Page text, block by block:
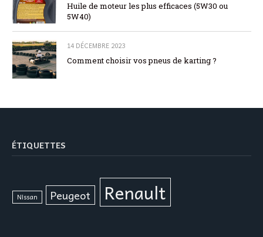
Huile de moteur les plus efficaces (5W30 ou
5W40)
14 DÉCEMBRE 2023
Comment choisir vos pneus de karting ?
ÉTIQUETTES
Nissan Peugeot Renault